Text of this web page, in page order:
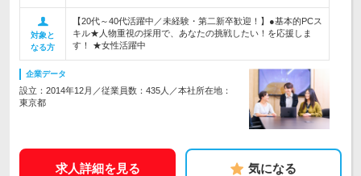
対象と
なる方
【20代～40代活躍中／未経験・第二新卒歓迎！】●基本的PCス
キル★人物重視の採用で、あなたの挑戦したい！を応援しま
す！ ★女性活躍中
企業データ
設立：2014年12月／従業員数：435人／本社所在地：
東京都
求人詳細を見る 気になる